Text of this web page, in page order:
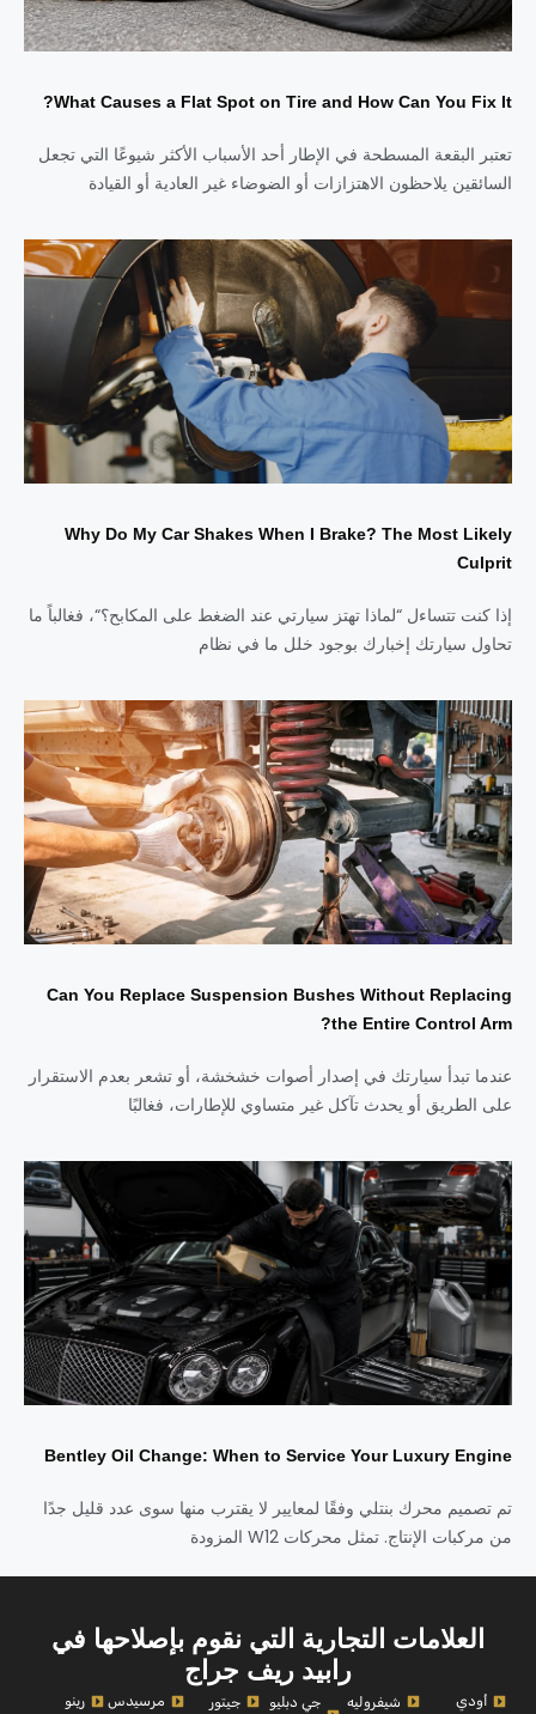
What Causes a Flat Spot on Tire and How Can You Fix It?
تعتبر البقعة المسطحة في الإطار أحد الأسباب الأكثر شيوعًا التي تجعل
السائقين يلاحظون الاهتزازات أو الضوضاء غير العادية أو القيادة
Why Do My Car Shakes When I Brake? The Most Likely
Culprit
إذا كنت تتساءل “لماذا تهتز سيارتي عند الضغط على المكابح؟“، فغالباً ما
تحاول سيارتك إخبارك بوجود خلل ما في نظام
Can You Replace Suspension Bushes Without Replacing
the Entire Control Arm?
عندما تبدأ سيارتك في إصدار أصوات خشخشة، أو تشعر بعدم الاستقرار
على الطريق أو يحدث تآكل غير متساوي للإطارات، فغالبًا
Bentley Oil Change: When to Service Your Luxury Engine
تم تصميم محرك بنتلي وفقًا لمعايير لا يقترب منها سوى عدد قليل جدًا
من مركبات الإنتاج. تمثل محركات W12 المزودة
العلامات التجارية التي نقوم بإصلاحها في
رابيد ريف جراج
أودي شيفروليه
جي دبليو
جيتور مرسيدس رينو